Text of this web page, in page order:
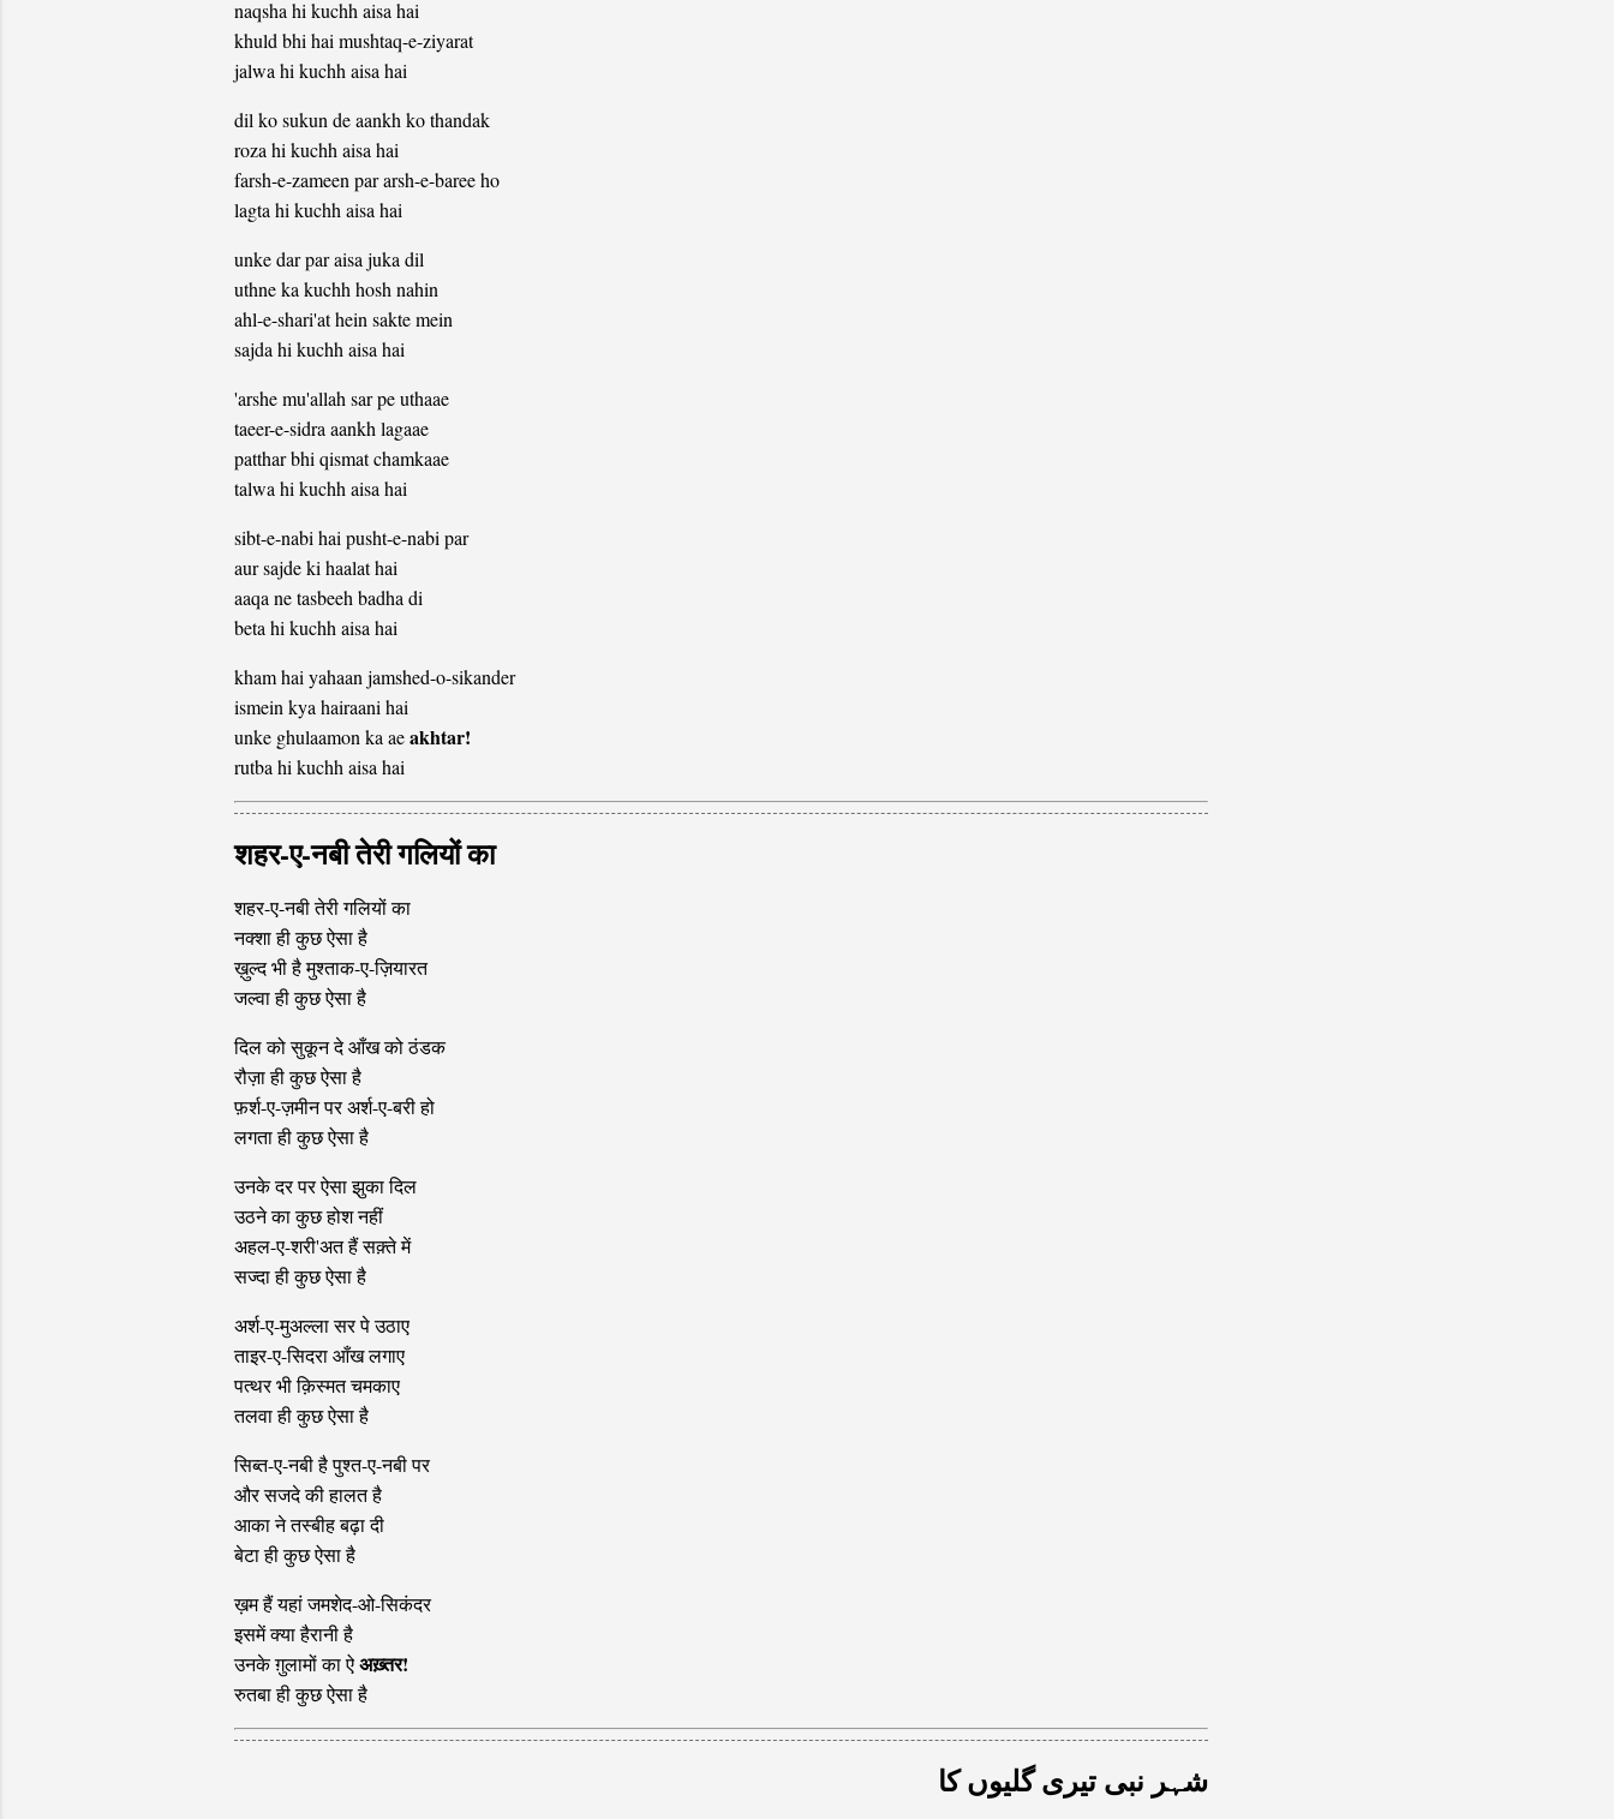
naqsha hi kuchh aisa hai
khuld bhi hai mushtaq-e-ziyarat
jalwa hi kuchh aisa hai
dil ko sukun de aankh ko thandak
roza hi kuchh aisa hai
farsh-e-zameen par arsh-e-baree ho
lagta hi kuchh aisa hai
unke dar par aisa juka dil
uthne ka kuchh hosh nahin
ahl-e-shari'at hein sakte mein
sajda hi kuchh aisa hai
'arshe mu'allah sar pe uthaae
taeer-e-sidra aankh lagaae
patthar bhi qismat chamkaae
talwa hi kuchh aisa hai
sibt-e-nabi hai pusht-e-nabi par
aur sajde ki haalat hai
aaqa ne tasbeeh badha di
beta hi kuchh aisa hai
kham hai yahaan jamshed-o-sikander
ismein kya hairaani hai
unke ghulaamon ka aeakhtar!
rutba hi kuchh aisa hai
शहर-ए-नबी तेरी गलियों का
शहर-ए-नबी तेरी गलियों का
नक्शा ही कुछ ऐसा है
ख़ुल्द भी है मुश्ताक-ए-ज़ियारत
जल्वा ही कुछ ऐसा है
दिल को सुकून दे आँख को ठंडक
रौज़ा ही कुछ ऐसा है
फ़र्श-ए-ज़मीन पर अर्श-ए-बरी हो
लगता ही कुछ ऐसा है
उनके दर पर ऐसा झुका दिल
उठने का कुछ होश नहीं
अहल-ए-शरी'अत हैं सक़्ते में
सज्दा ही कुछ ऐसा है
अर्श-ए-मुअल्ला सर पे उठाए
ताइर-ए-सिदरा आँख लगाए
पत्थर भी क़िस्मत चमकाए
तलवा ही कुछ ऐसा है
सिब्त-ए-नबी है पुश्त-ए-नबी पर
और सजदे की हालत है
आका ने तस्बीह बढ़ा दी
बेटा ही कुछ ऐसा है
ख़म हैं यहां जमशेद-ओ-सिकंदर
इसमें क्या हैरानी है
उनके ग़ुलामों का ऐअख़्तर!
रुतबा ही कुछ ऐसा है
شہر نبی تیری گلیوں کا